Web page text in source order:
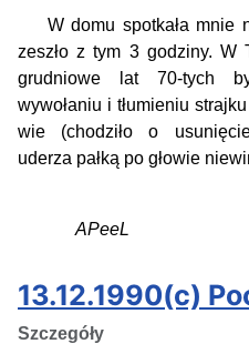
W domu spotkała mnie
zeszło z tym 3 godziny. W
grudniowe lat 70-tych
wywołaniu i tłumieniu
wie (chodziło o
uderza pałką po głowie
APeeL
13.12.1990(c)
Szczegóły